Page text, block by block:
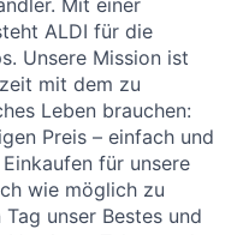
Mit einer
ALDI für die
Unsere Mission ist
mit dem zu
Leben brauchen:
Preis – einfach und
für unsere
wie möglich zu
unser Bestes und